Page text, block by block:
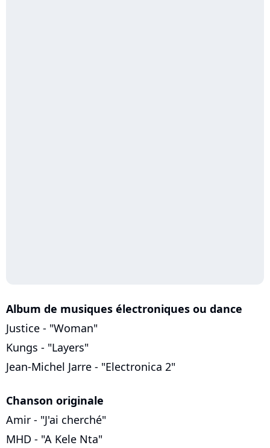
Album de musiques électroniques ou dance
Justice - "Woman"
Kungs - "Layers"
Jean-Michel Jarre - "Electronica 2"
Chanson originale
Amir - "J'ai cherché"
MHD - "A Kele Nta"